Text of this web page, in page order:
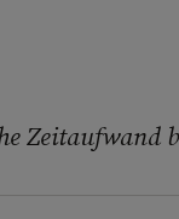
Zeitaufwand